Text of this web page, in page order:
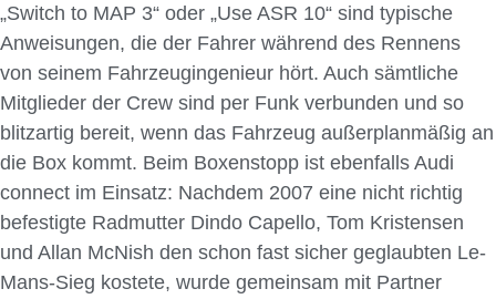
„Switch to MAP 3“ oder „Use ASR 10“ sind typische
Anweisungen, die der Fahrer während des Rennens
von seinem Fahrzeugingenieur hört. Auch sämtliche
Mitglieder der Crew sind per Funk verbunden und so
blitzartig bereit, wenn das Fahrzeug außerplanmäßig an
die Box kommt. Beim Boxenstopp ist ebenfalls Audi
connect im Einsatz: Nachdem 2007 eine nicht richtig
befestigte Radmutter Dindo Capello, Tom Kristensen
und Allan McNish den schon fast sicher geglaubten Le-
Mans-Sieg kostete, wurde gemeinsam mit Partner